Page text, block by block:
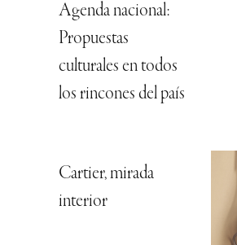
Agenda nacional:
Propuestas
culturales en todos
los rincones del país
Cartier, mirada
interior